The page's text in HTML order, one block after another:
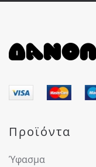
Προϊόντα
Ύφασμα